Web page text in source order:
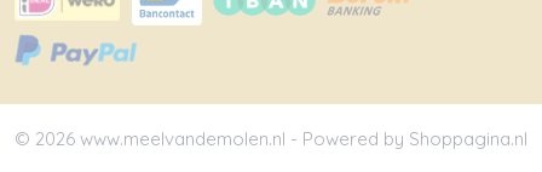
© 2026 www.meelvandemolen.nl - Powered by Shoppagina.nl